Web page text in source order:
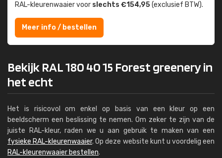
RAL-kleuren­waaier voor slechts €154,95(exclusief BTW).
Meer info / bestellen
Bekijk RAL 180 40 15 Forest greenery in
het echt
Het is risicovol om enkel op basis van een kleur op een
beeldscherm een beslissing te nemen. Om zeker te zijn van de
juiste RAL-kleur, raden we u aan gebruik te maken van een
fysieke RAL-kleurenwaaier. Op deze website kunt u voordelig een
RAL-kleurenwaaier bestellen.